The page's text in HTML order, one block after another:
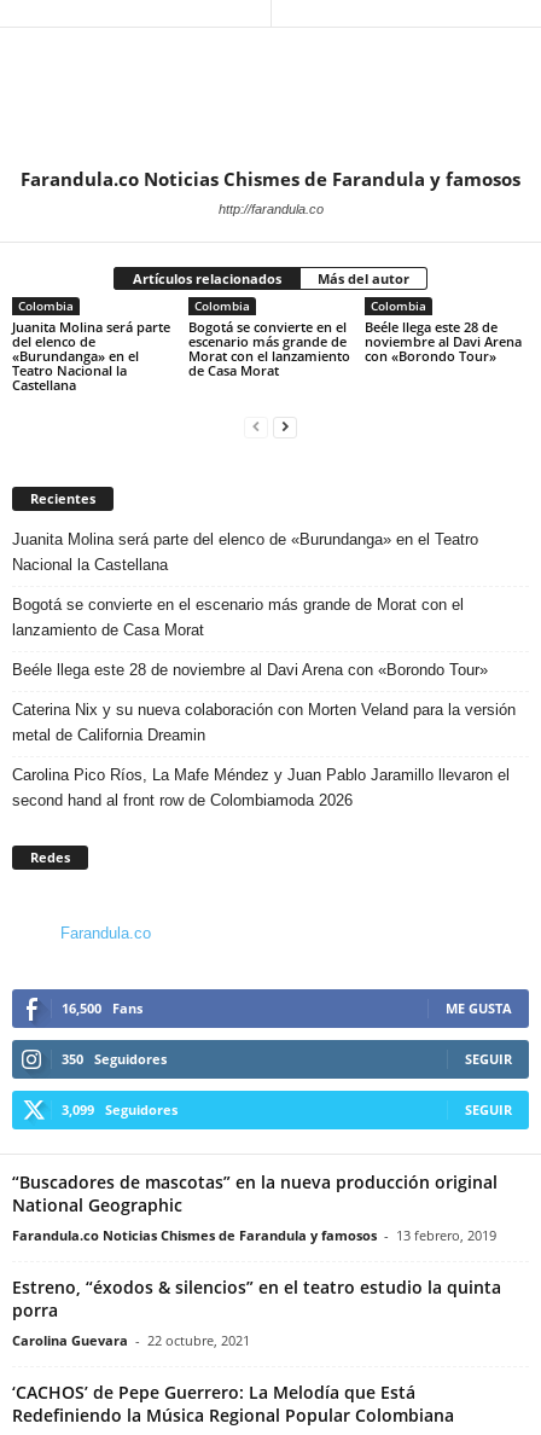
Farandula.co Noticias Chismes de Farandula y famosos
http://farandula.co
Artículos relacionados Más del autor
Colombia
Juanita Molina será parte
del elenco de
«Burundanga» en el
Teatro Nacional la
Castellana
Colombia
Bogotá se convierte en el
escenario más grande de
Morat con el lanzamiento
de Casa Morat
Colombia
Beéle llega este 28 de
noviembre al Davi Arena
con «Borondo Tour»
Recientes
Juanita Molina será parte del elenco de «Burundanga» en el Teatro
Nacional la Castellana
Bogotá se convierte en el escenario más grande de Morat con el
lanzamiento de Casa Morat
Beéle llega este 28 de noviembre al Davi Arena con «Borondo Tour»
Caterina Nix y su nueva colaboración con Morten Veland para la versión
metal de California Dreamin
Carolina Pico Ríos, La Mafe Méndez y Juan Pablo Jaramillo llevaron el
second hand al front row de Colombiamoda 2026
Redes
Farandula.co
16,500 Fans ME GUSTA
350 Seguidores SEGUIR
3,099 Seguidores SEGUIR
“Buscadores de mascotas” en la nueva producción original
National Geographic
Farandula.co Noticias Chismes de Farandula y famosos - 13 febrero, 2019
Estreno, “éxodos & silencios” en el teatro estudio la quinta
porra
Carolina Guevara - 22 octubre, 2021
‘CACHOS’ de Pepe Guerrero: La Melodía que Está
Redefiniendo la Música Regional Popular Colombiana